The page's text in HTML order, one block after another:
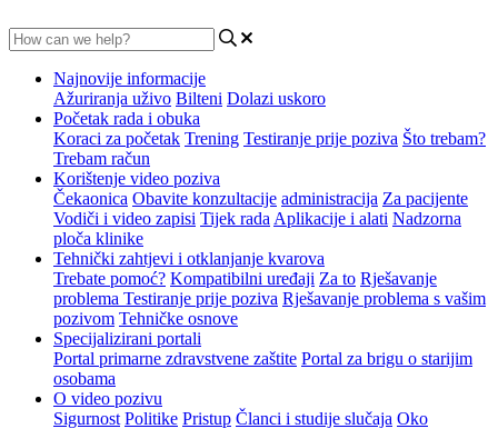
Najnovije informacije
Ažuriranja uživo Bilteni Dolazi uskoro
Početak rada i obuka
Koraci za početak Trening Testiranje prije poziva Što trebam?
Trebam račun
Korištenje video poziva
Čekaonica Obavite konzultacije administracija Za pacijente
Vodiči i video zapisi Tijek rada Aplikacije i alati Nadzorna
ploča klinike
Tehnički zahtjevi i otklanjanje kvarova
Trebate pomoć? Kompatibilni uređaji Za to Rješavanje
problema Testiranje prije poziva Rješavanje problema s vašim
pozivom Tehničke osnove
Specijalizirani portali
Portal primarne zdravstvene zaštite Portal za brigu o starijim
osobama
O video pozivu
Sigurnost Politike Pristup Članci i studije slučaja Oko